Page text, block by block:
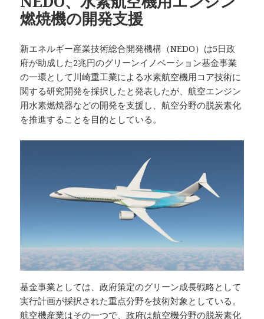
燃焼機の開発支援
新エネルギー産業技術総合開発機構（NEDO）は5日政
府が助成した2兆円のグリーンイノベーション基金事業
の一環として川崎重工業による水素航空機用コア技術に
関する研究開発を採択したと発表したが、航空エンジン
用水素燃焼器などの開発を支援し、航空分野の脱炭素化
を推進することを目的としている。
基金事業としては、政府策定のグリーン成長戦略として
実行計画が採択された重点分野を技術対象としている。
航空機産業はその一つで、政府は航空機分野の脱炭素化